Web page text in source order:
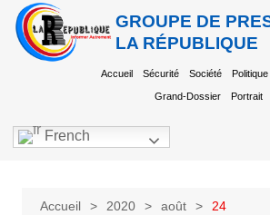
GROUPE DE
LA RÉPUBLIQUE
Accueil Sécurité Société Politique
Grand-Dossier Portrait
French
Accueil 2020 août 24